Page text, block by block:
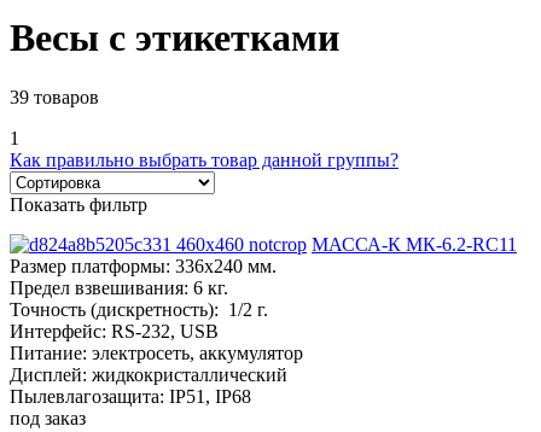
Весы с этикетками
39 товаров
1
Как правильно выбрать товар данной группы?
Показать фильтр
МАССА-К МК-6.2-RC11
Размер платформы: 336х240 мм.
Предел взвешивания: 6 кг.
Точность (дискретность): 1/2 г.
Интерфейс: RS-232, USB
Питание: электросеть, аккумулятор
Дисплей: жидкокристаллический
Пылевлагозащита: IP51, IP68
под заказ